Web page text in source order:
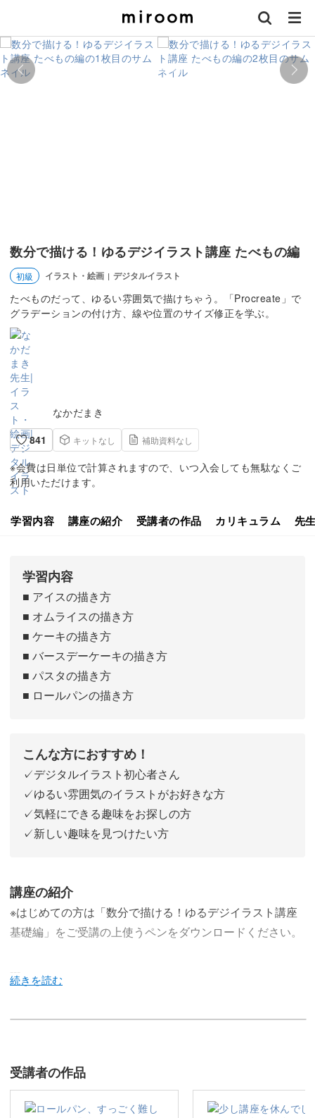
数分で描ける！ゆるデジイラスト講座 たべもの編
初級 イラスト・絵画 | デジタルイラスト
たべものだって、ゆるい雰囲気で描けちゃう。「Procreate」で
グラデーションの付け方、線や位置のサイズ修正を学ぶ。
なかだまき
841
キットなし 補助資料なし
※会費は日単位で計算されますので、いつ入会しても無駄なくご
利用いただけます。
学習内容 講座の紹介 受講者の作品 カリキュラム 先
学習内容
■ アイスの描き方
■ オムライスの描き方
■ ケーキの描き方
■ バースデーケーキの描き方
■ パスタの描き方
■ ロールパンの描き方
こんな方におすすめ！
✓デジタルイラスト初心者さん
✓ゆるい雰囲気のイラストがお好きな方
✓気軽にできる趣味をお探しの方
✓新しい趣味を見つけたい方
講座の紹介
※はじめての方は「数分で描ける！ゆるデジイラスト講座
基礎編」をご受講の上使うペンをダウンロードください。
---
受講者の作品